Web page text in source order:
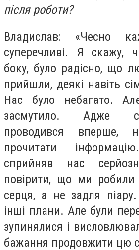
після роботи?
Владислав: «Чесно
суперечливі. Я скажу,
боку, було радісно, що
прийшли, деякі навіть
Нас було небагато.
засмутило. Адже
проводився вперше,
прочитати
сприйняв нас
повірити, що ми
серця, а не задля
інші плани. Але були
зупинялися і
бажання продовжити цю